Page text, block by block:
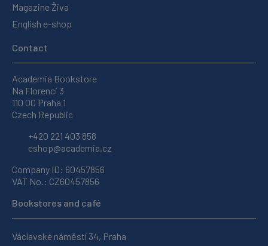
Magazine Živa
English e-shop
Contact
Academia Bookstore
Na Florenci 3
110 00 Praha 1
Czech Republic
+420 221 403 858
eshop@academia.cz
Company ID: 60457856
VAT No.: CZ60457856
Bookstores and café
Václavské náměstí 34, Praha